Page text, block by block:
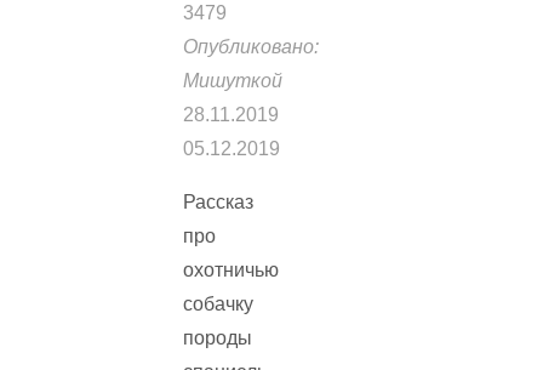
3479
Опубликовано:
Мишуткой
28.11.2019
05.12.2019
Рассказ
про
охотничью
собачку
породы